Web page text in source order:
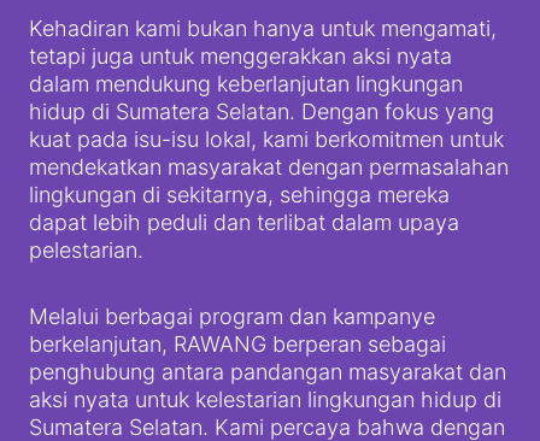
Kehadiran kami bukan hanya untuk mengamati,
tetapi juga untuk menggerakkan aksi nyata
dalam mendukung keberlanjutan lingkungan
hidup di Sumatera Selatan. Dengan fokus yang
kuat pada isu-isu lokal, kami berkomitmen untuk
mendekatkan masyarakat dengan permasalahan
lingkungan di sekitarnya, sehingga mereka
dapat lebih peduli dan terlibat dalam upaya
pelestarian.
Melalui berbagai program dan kampanye
berkelanjutan, RAWANG berperan sebagai
penghubung antara pandangan masyarakat dan
aksi nyata untuk kelestarian lingkungan hidup di
Sumatera Selatan. Kami percaya bahwa dengan